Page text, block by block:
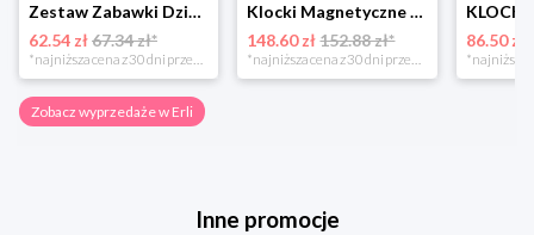
Zestaw Zabawki Dziecka DYI Klocki Magnetyczne Tworzenie Świata Budowanie
62.54 zł67.34 zł*
*najniższa cena z 30 dni przed obniżką
Klocki Magnetyczne Duże Konstrukcyjne 3D Magnetic Tiles Zestaw 130 element.
148.60 zł 152.88 zł*
*najniższa cena z 30 dni przed obniżką
86.50 zł
Zobacz wyprzedaże w Erli
Inne promocje